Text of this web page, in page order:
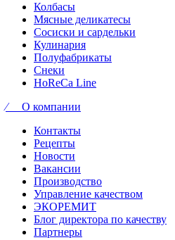
Колбасы
Мясные деликатесы
Сосиски и сардельки
Кулинария
Полуфабрикаты
Снеки
HoReCa Line
⁄ О компании
Контакты
Рецепты
Новости
Вакансии
Производство
Управление качеством
ЭКОРЕМИТ
Блог директора по качеству
Партнеры